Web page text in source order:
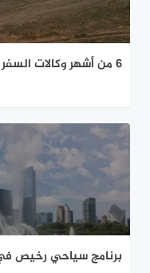
6 من أشهر وكالات السفر في امريكا
برنامج سياحي رخيص في